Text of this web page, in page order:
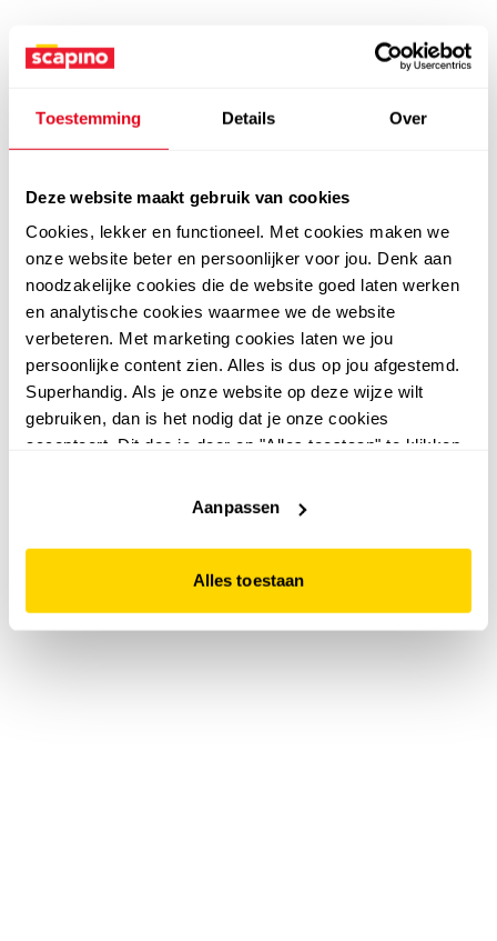
Toestemming Details Over
Deze website maakt gebruik van cookies
Cookies, lekker en functioneel. Met cookies maken we
onze website beter en persoonlijker voor jou. Denk aan
noodzakelijke cookies die de website goed laten werken
en analytische cookies waarmee we de website
verbeteren. Met marketing cookies laten we jou
persoonlijke content zien. Alles is dus op jou afgestemd.
Superhandig. Als je onze website op deze wijze wilt
gebruiken, dan is het nodig dat je onze cookies
accepteert. Dit doe je door op "Alles toestaan" te klikken.
website niet optimaal functioneert.
Aanpassen
Alles toestaan